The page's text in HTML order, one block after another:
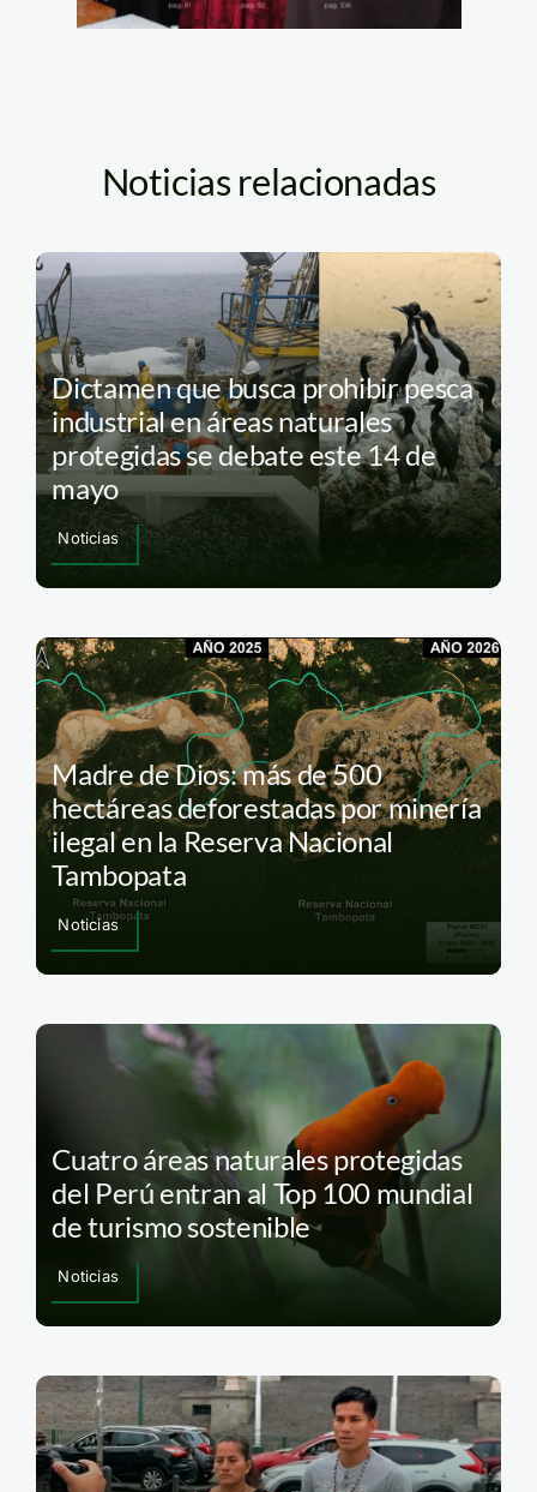
Noticias relacionadas
Dictamen que busca prohibir pesca
industrial en áreas naturales
protegidas se debate este 14 de
mayo
Noticias
Madre de Dios: más de 500
hectáreas deforestadas por minería
ilegal en la Reserva Nacional
Tambopata
Noticias
Cuatro áreas naturales protegidas
del Perú entran al Top 100 mundial
de turismo sostenible
Noticias